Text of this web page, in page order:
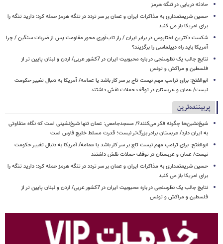
حادثه دریایی در تنگه هرمز
حسین شریعتمداری به مذاکرات ایران و عمان بر سر تردد در تنگه هرمز حمله کرد: دارید تنگه را
برای امریکا باز می کنید
شکست دکترین اختاپوس در برابر ایران / راز تاب‌آوری محور مقاومت پس از ضربات سنگین / چرا
آمریکا باید راه دیپلماسی را برگزیند؟
نتایج جالب یک نظرسنجی در باره محبوبیت ایران در 7کشور عربی/ اردن و لبنان پایین تر از
فلسطین و مراکش و تونس
ابوالفتح: برای ترامپ مهم نیست تاج بر سر کار باشد یا عمامه/ آمریکا به دنبال تغییر حکومت
نیست/ عمان و عربستان در توقف حملات نقش داشتند
پربیننده‌ترین
شیخ‌نشین‌ها چگونه فکر می‌کنند؟/ مسجدجامعی: عمان تنها شیخ‌نشینی است که نگاه متفاوتی
به ایران دارد/ عربستان برادر بزرگ‌تر نیست؛ قدرت مسلط خلیج فارس است
ابوالفتح: برای ترامپ مهم نیست تاج بر سر کار باشد یا عمامه/ آمریکا به دنبال تغییر حکومت
نیست/ عمان و عربستان در توقف حملات نقش داشتند
حسین شریعتمداری به مذاکرات ایران و عمان بر سر تردد در تنگه هرمز حمله کرد: دارید تنگه را
برای امریکا باز می کنید
نتایج جالب یک نظرسنجی در باره محبوبیت ایران در 7کشور عربی/ اردن و لبنان پایین تر از
فلسطین و مراکش و تونس